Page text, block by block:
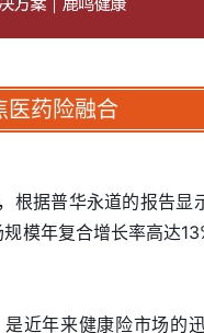
医药险融合
根据普华永道的报告显
模年复合增长率高达
近年来健康险市场的